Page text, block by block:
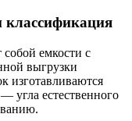
классификация
емкости с
выгрузки
изготавливаются
угла естественного